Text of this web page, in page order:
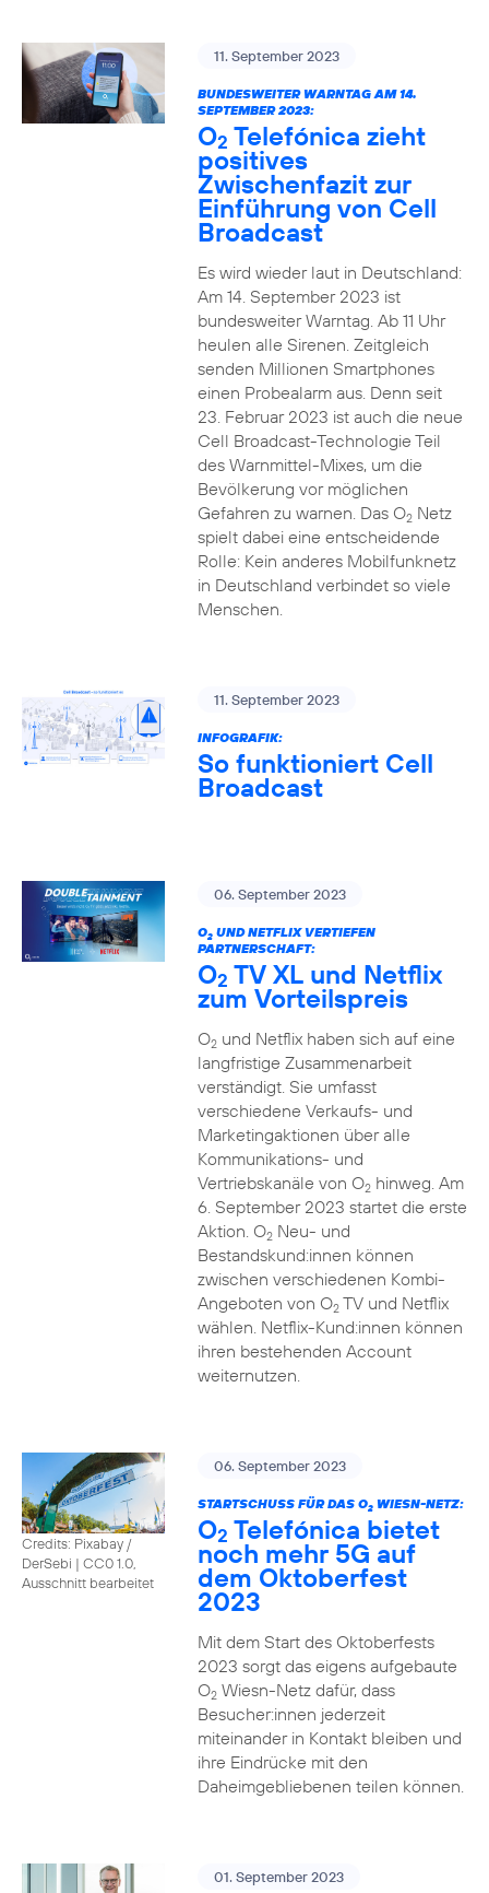
11. September 2023
BUNDESWEITER WARNTAG AM 14.
SEPTEMBER 2023:
O2 Telefónica zieht
positives
Zwischenfazit zur
Einführung von Cell
Broadcast
Es wird wieder laut in Deutschland:
Am 14. September 2023 ist
bundesweiter Warntag. Ab 11 Uhr
heulen alle Sirenen. Zeitgleich
senden Millionen Smartphones
einen Probealarm aus. Denn seit
23. Februar 2023 ist auch die neue
Cell Broadcast-Technologie Teil
des Warnmittel-Mixes, um die
Bevölkerung vor möglichen
Gefahren zu warnen. Das O2Netz
spielt dabei eine entscheidende
Rolle: Kein anderes Mobilfunknetz
in Deutschland verbindet so viele
Menschen.
11. September 2023
INFOGRAFIK:
So funktioniert Cell
Broadcast
06. September 2023
O2UND NETFLIX VERTIEFEN
PARTNERSCHAFT:
O2 TV XL und Netflix
zum Vorteilspreis
O2und Netflix haben sich auf eine
langfristige Zusammenarbeit
verständigt. Sie umfasst
verschiedene Verkaufs- und
Marketingaktionen über alle
Kommunikations- und
Vertriebskanäle von O2hinweg. Am
6. September 2023 startet die erste
Aktion. O2Neu- und
Bestandskund:innen können
zwischen verschiedenen Kombi-
Angeboten von O2TV und Netflix
wählen. Netflix-Kund:innen können
ihren bestehenden Account
weiternutzen.
Credits: Pixabay /
DerSebi | CC0 1.0,
Ausschnitt bearbeitet
06. September 2023
STARTSCHUSS FÜR DAS O2WIESN-NETZ:
O2 Telefónica bietet
noch mehr 5G auf
dem Oktoberfest
2023
Mit dem Start des Oktoberfests
2023 sorgt das eigens aufgebaute
O2Wiesn-Netz dafür, dass
Besucher:innen jederzeit
miteinander in Kontakt bleiben und
ihre Eindrücke mit den
Daheimgebliebenen teilen können.
01. September 2023